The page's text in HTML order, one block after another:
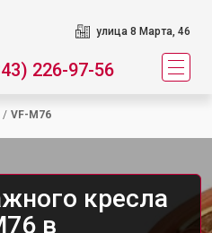
улица 8 Марта, 46
226-97-56
/ VF-M76
кресла
в